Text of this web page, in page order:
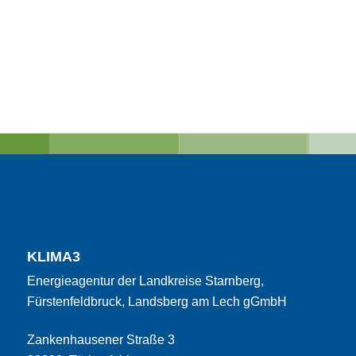
KLIMA3
Energieagentur der Landkreise Starnberg,
Fürstenfeldbruck, Landsberg am Lech gGmbH
Zankenhausener Straße 3